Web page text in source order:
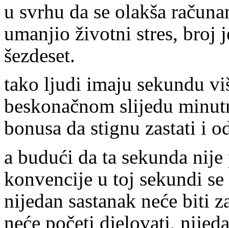
u svrhu da se olakša
umanjio životni stres, broj
šezdeset.
tako ljudi imaju sekundu
beskonačnom slijedu
bonusa da stignu zastati i
a budući da ta sekunda
konvencije u toj sekundi
nijedan sastanak neće biti
neće početi djelovati,